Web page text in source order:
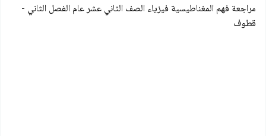
مراجعة فهم المغناطيسية فيزياء الصف الثاني عشر عام الفصل الثاني -
قطوف